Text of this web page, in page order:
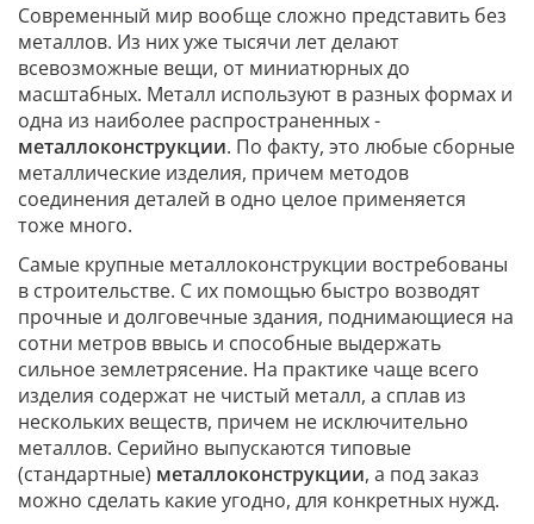
Современный мир вообще сложно представить без
металлов. Из них уже тысячи лет делают
всевозможные вещи, от миниатюрных до
масштабных. Металл используют в разных формах и
одна из наиболее распространенных -
металлоконструкции. По факту, это любые сборные
металлические изделия, причем методов
соединения деталей в одно целое применяется
тоже много.
Самые крупные металлоконструкции востребованы
в строительстве. С их помощью быстро возводят
прочные и долговечные здания, поднимающиеся на
сотни метров ввысь и способные выдержать
сильное землетрясение. На практике чаще всего
изделия содержат не чистый металл, а сплав из
нескольких веществ, причем не исключительно
металлов. Серийно выпускаются типовые
(стандартные) металлоконструкции, а под заказ
можно сделать какие угодно, для конкретных нужд.